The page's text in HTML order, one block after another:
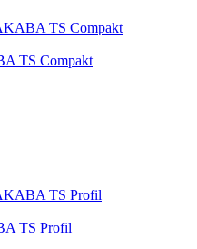
TS Compakt
TS Profil